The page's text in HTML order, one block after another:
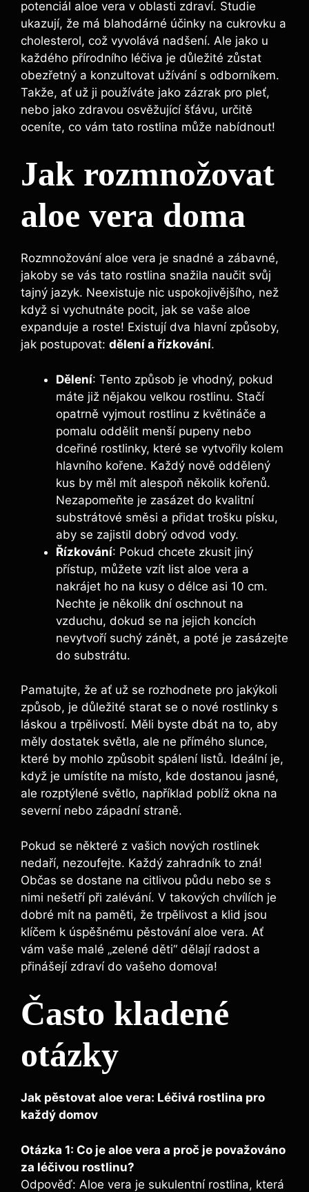
potenciál aloe vera v oblasti zdraví. Studie
ukazují, že má blahodárné účinky na cukrovku a
cholesterol, což vyvolává nadšení. Ale jako u
každého přírodního léčiva je důležité zůstat
obezřetný a konzultovat užívání s odborníkem.
Takže, ať už ji používáte jako zázrak pro pleť,
nebo jako zdravou osvěžující šťávu, určitě
oceníte, co vám tato rostlina může nabídnout!
Jak rozmnožovat
aloe vera doma
Rozmnožování aloe vera je snadné a zábavné,
jakoby se vás tato rostlina snažila naučit svůj
tajný jazyk. Neexistuje nic uspokojivějšího, než
když si vychutnáte pocit, jak se vaše aloe
expanduje a roste! Existují dva hlavní způsoby,
jak postupovat: dělení a řízkování.
Dělení: Tento způsob je vhodný, pokud
máte již nějakou velkou rostlinu. Stačí
opatrně vyjmout rostlinu z květináče a
pomalu oddělit menší pupeny nebo
dceřiné rostlinky, které se vytvořily kolem
hlavního kořene. Každý nově oddělený
kus by měl mít alespoň několik kořenů.
Nezapomeňte je zasázet do kvalitní
substrátové směsi a přidat trošku písku,
aby se zajistil dobrý odvod vody.
Řízkování: Pokud chcete zkusit jiný
přístup, můžete vzít list aloe vera a
nakrájet ho na kusy o délce asi 10 cm.
Nechte je několik dní oschnout na
vzduchu, dokud se na jejich koncích
nevytvoří suchý zánět, a poté je zasázejte
do substrátu.
Pamatujte, že ať už se rozhodnete pro jakýkoli
způsob, je důležité starat se o nové rostlinky s
láskou a trpělivostí. Měli byste dbát na to, aby
měly dostatek světla, ale ne přímého slunce,
které by mohlo způsobit spálení listů. Ideální je,
když je umístíte na místo, kde dostanou jasné,
ale rozptýlené světlo, například poblíž okna na
severní nebo západní straně.
Pokud se některé z vašich nových rostlinek
nedaří, nezoufejte. Každý zahradník to zná!
Občas se dostane na citlivou půdu nebo se s
nimi nešetří při zalévání. V takových chvílích je
dobré mít na paměti, že trpělivost a klid jsou
klíčem k úspěšnému pěstování aloe vera. Ať
vám vaše malé „zelené děti“ dělají radost a
přinášejí zdraví do vašeho domova!
Často kladené
otázky
Jak pěstovat aloe vera: Léčivá rostlina pro
každý domov
Otázka 1: Co je aloe vera a proč je považováno
za léčivou rostlinu?
Odpověď: Aloe vera je sukulentní rostlina, která